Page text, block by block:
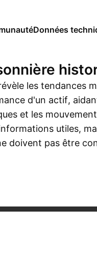
Données
les tendances
d'un actif,
et les
utiles,
doivent pas être